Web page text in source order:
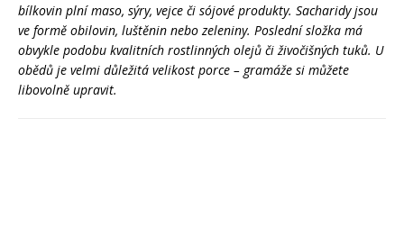
bílkovin plní maso, sýry, vejce či sójové produkty. Sacharidy jsou
ve formě obilovin, luštěnin nebo zeleniny. Poslední složka má
obvykle podobu kvalitních rostlinných olejů či živočišných tuků. U
obědů je velmi důležitá velikost porce – gramáže si můžete
libovolně upravit.